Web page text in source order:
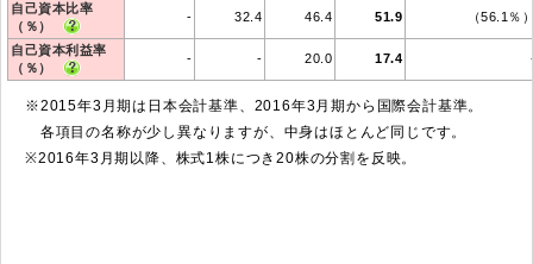
自己資本比率
（％）
- 32.4 46.4 51.9 （56.1％
自己資本利益率
（％）
- - 20.0 17.4
※2015年3月期は日本会計基準、2016年3月期から国際会計基準。
各項目の名称が少し異なりますが、中身はほとんど同じです。
※2016年3月期以降、株式1株につき20株の分割を反映。